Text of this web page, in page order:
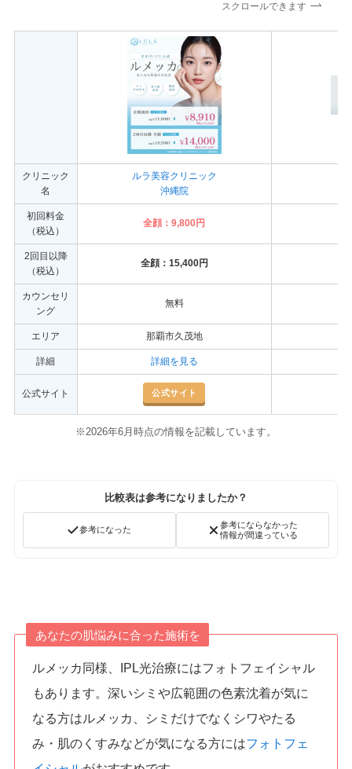
スクロールできます
クリニック
名
ルラ美容クリニック
沖縄院
初回料金
（税込）
全顔：9,800円
2回目以降
（税込）
全顔：15,400円
カウンセリ
ング
無料
エリア 那覇市久茂地
詳細 詳細を見る
公式サイト 公式サイト
※2026年6月時点の情報を記載しています。
比較表は参考になりましたか？
参考になった
参考にならなかった
情報が間違っている
あなたの肌悩みに合った施術を
ルメッカ同様、IPL光治療にはフォトフェイシャル
もあります。深いシミや広範囲の色素沈着が気に
なる方はルメッカ、シミだけでなくシワやたる
み・肌のくすみなどが気になる方にはフォトフェ